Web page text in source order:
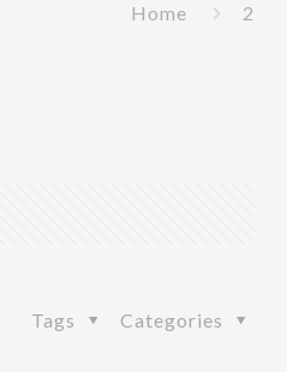
Home 2
Categories
Tags